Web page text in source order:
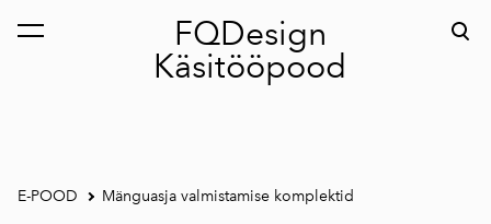
FQDesign
Käsitööpood
lisati ostukorvi. Vaata ostukorvi
E-POOD Mänguasja valmistamise komplektid